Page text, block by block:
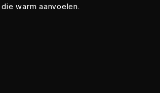
warm aanvoelen.